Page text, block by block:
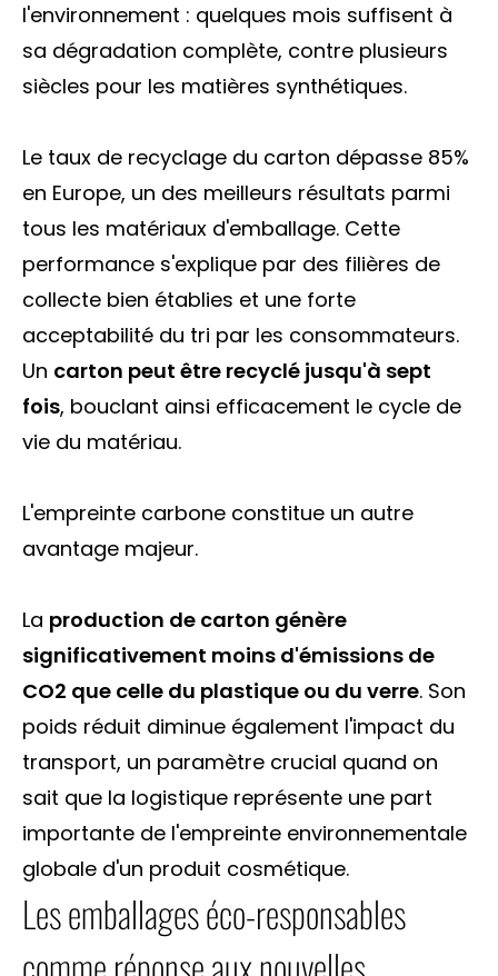
l'environnement : quelques mois suffisent à
sa dégradation complète, contre plusieurs
siècles pour les matières synthétiques.
Le taux de recyclage du carton dépasse 85%
en Europe, un des meilleurs résultats parmi
tous les matériaux d'emballage. Cette
performance s'explique par des filières de
collecte bien établies et une forte
acceptabilité du tri par les consommateurs.
Un carton peut être recyclé jusqu'à sept
fois, bouclant ainsi efficacement le cycle de
vie du matériau.
L'empreinte carbone constitue un autre
avantage majeur.
La production de carton génère
significativement moins d'émissions de
CO2 que celle du plastique ou du verre. Son
poids réduit diminue également l'impact du
transport, un paramètre crucial quand on
sait que la logistique représente une part
importante de l'empreinte environnementale
globale d'un produit cosmétique.
Les emballages éco-responsables